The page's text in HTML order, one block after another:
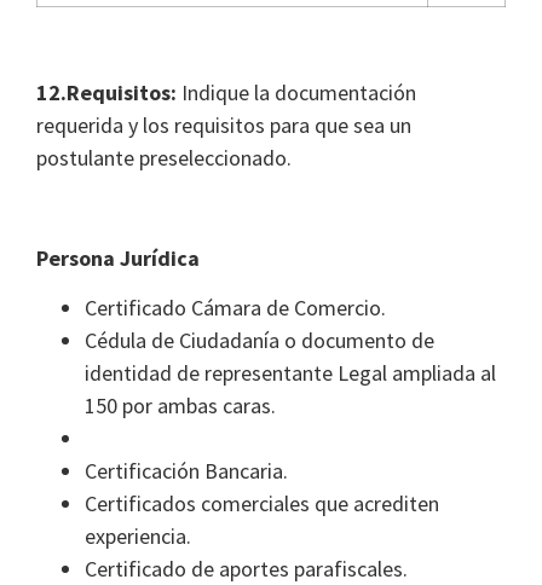
12.Requisitos: Indique la documentación
requerida y los requisitos para que sea un
postulante preseleccionado.
Persona Jurídica
Certificado Cámara de Comercio.
Cédula de Ciudadanía o documento de
identidad de representante Legal ampliada al
150 por ambas caras.
Certificación Bancaria.
Certificados comerciales que acrediten
experiencia.
Certificado de aportes parafiscales.